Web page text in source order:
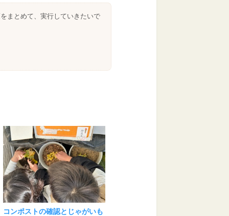
まとめて、実行していきたいで
コンポストの確認とじゃがいも